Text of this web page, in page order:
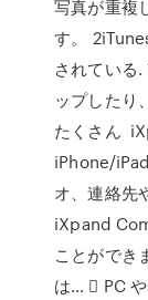
写真が重複
す。
されている
ップしたり
たくさん
iPhone/
オ、連絡先
iXpand
ことができ
は… ⃝ PC